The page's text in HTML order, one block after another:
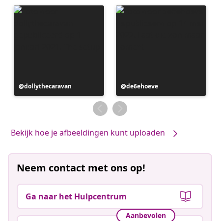
Bericht
gepubliceerd
dollythecaravan
Bericht
gepubliceerd
door
de6ehoeve
Bekijk hoe je afbeeldingen kunt uploaden
Neem contact met ons op!
Ga naar het Hulpcentrum
Aanbevolen